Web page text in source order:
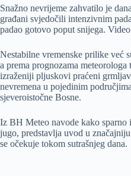
Snažno nevrijeme zahvatilo je
građani svjedočili intenzivnim
padao gotovo poput snijega.
Nestabilne vremenske prilike već
a prema prognozama
izraženiji pljuskovi praćeni
nevremena u pojedinim
sjeveroistočne Bosne.
Iz BH Meteo navode kako sparno
jugo, predstavlja uvod u
se očekuje tokom sutrašnjeg dana.